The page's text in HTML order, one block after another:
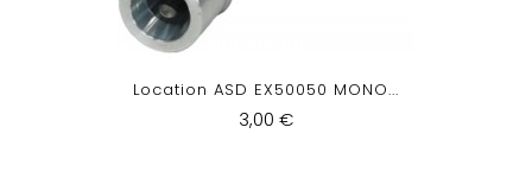
Location ASD EX50050 MONO...
3,00 €